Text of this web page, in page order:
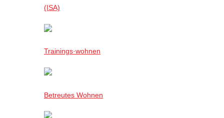
(ISA)
Trainings·wohnen
Betreutes Wohnen